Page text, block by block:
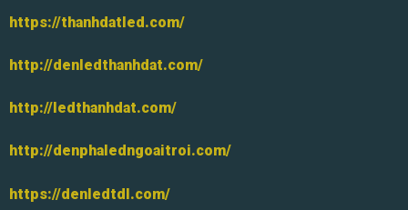
https://thanhdatled.com/
http://denledthanhdat.com/
http://ledthanhdat.com/
http://denphaledngoaitroi.com/
https://denledtdl.com/